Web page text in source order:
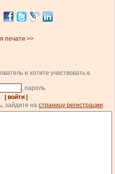
печати >>
и хотите участвовать в
, пароль
| войти |
.
зайдите на страницу регистрации.